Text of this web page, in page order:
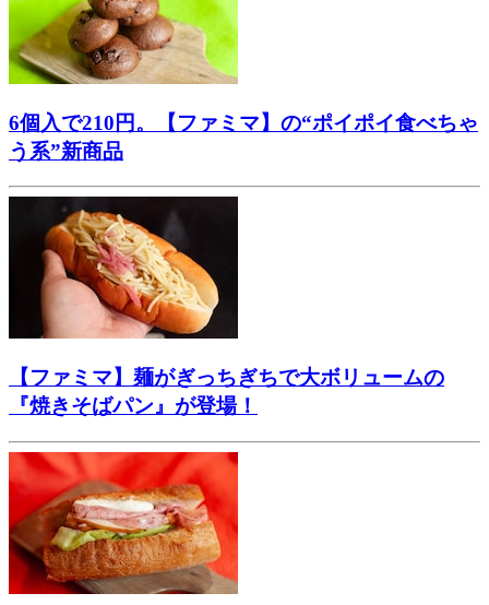
6個入で210円。【ファミマ】の“ポイポイ食べちゃ
う系”新商品
【ファミマ】麺がぎっちぎちで大ボリュームの
『焼きそばパン』が登場！